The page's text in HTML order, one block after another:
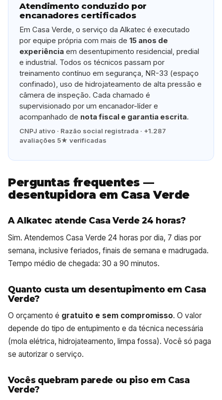
Atendimento conduzido por
encanadores certificados
Em Casa Verde, o serviço da Alkatec é executado
por equipe própria com mais de15 anos de
experiência em desentupimento residencial, predial
e industrial. Todos os técnicos passam por
treinamento contínuo em segurança, NR-33 (espaço
confinado), uso de hidrojateamento de alta pressão e
câmera de inspeção. Cada chamado é
supervisionado por um encanador-líder e
acompanhado de nota fiscal e garantia escrita.
CNPJ ativo · Razão social registrada · +1.287
avaliações 5★ verificadas
Perguntas frequentes —
desentupidora em Casa Verde
A Alkatec atende Casa Verde 24 horas?
Sim. Atendemos Casa Verde 24 horas por dia, 7 dias por
semana, inclusive feriados, finais de semana e madrugada.
Tempo médio de chegada: 30 a 90 minutos.
Quanto custa um desentupimento em Casa
Verde?
O orçamento é gratuito e sem compromisso. O valor
depende do tipo de entupimento e da técnica necessária
(mola elétrica, hidrojateamento, limpa fossa). Você só paga
se autorizar o serviço.
Vocês quebram parede ou piso em Casa
Verde?